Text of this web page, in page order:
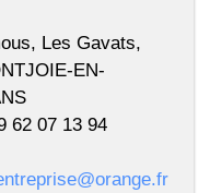
Les Gavats,
EN-
62 07 13 94